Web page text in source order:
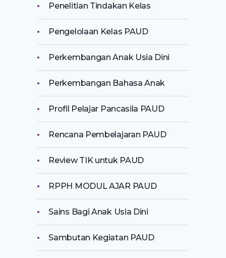
Penelitian Tindakan Kelas
Pengelolaan Kelas PAUD
Perkembangan Anak Usia Dini
Perkembangan Bahasa Anak
Profil Pelajar Pancasila PAUD
Rencana Pembelajaran PAUD
Review TIK untuk PAUD
RPPH MODUL AJAR PAUD
Sains Bagi Anak Usia Dini
Sambutan Kegiatan PAUD